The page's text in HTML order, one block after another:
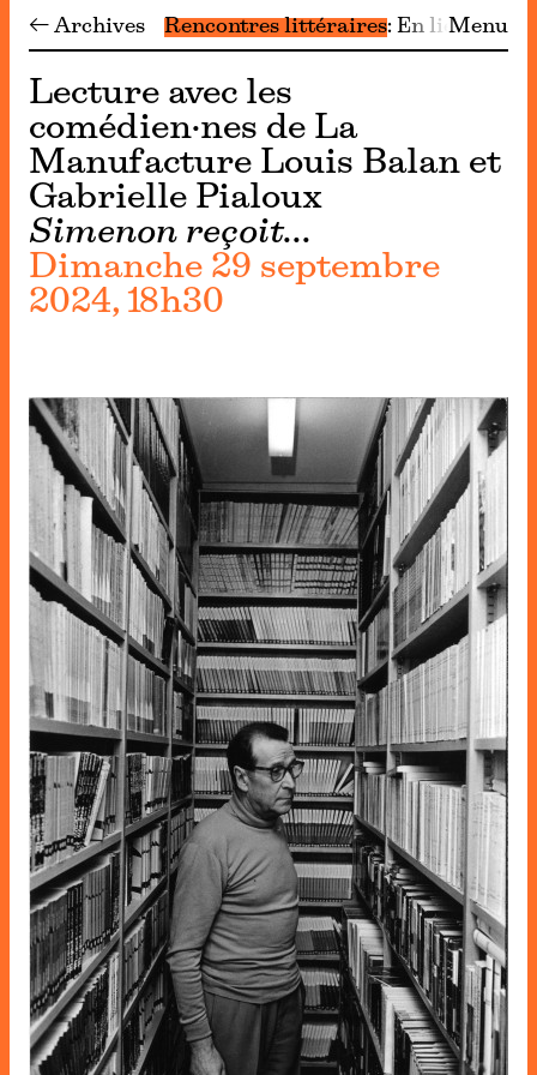
← Archives Rencontres littéraires En lienMenu
Lecture avec les
comédien·nes de La
Manufacture Louis Balan et
Gabrielle Pialoux
Simenon reçoit…
Dimanche 29 septembre
2024, 18h30